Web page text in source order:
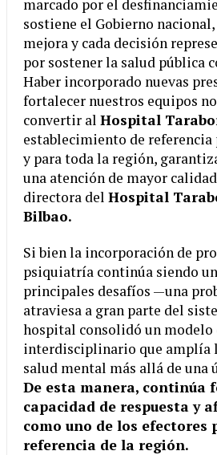
marcado por el
sostiene el Gobierno nacional,
mejora y cada decisión
por sostener la salud pública
Haber incorporado nuevas
fortalecer nuestros equipos
convertir al Hospital
establecimiento de
y para toda la región,
una atención de mayor
directora del Hospital
Bilbao.
Si bien la incorporación de
psiquiatría continúa siendo
principales desafíos —una
atraviesa a gran parte del
hospital consolidó un modelo
interdisciplinario que amplía
salud mental más allá de una
De esta manera, continúa
capacidad de respuesta y
como uno de los efectores
referencia de la región.